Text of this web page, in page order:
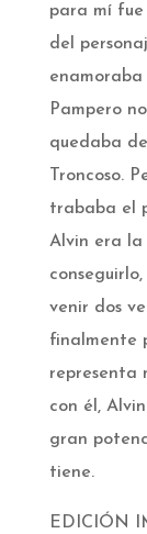
para mí fue
del
Pampero
quedaba
Troncoso.
trababa el
Alvin era la
venir dos
finalmente
representa
con él,
gran
tiene.
EDICIÓN